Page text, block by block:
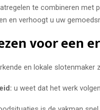
te combineren met
en verhoogt u uw
voor een
en lokale
u weet dat het werk